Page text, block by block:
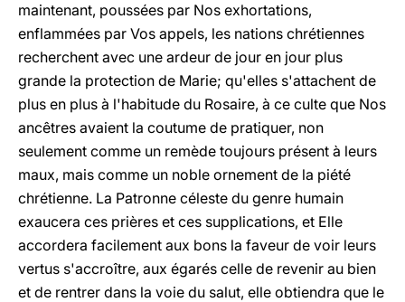
maintenant, poussées par Nos exhortations,
enflammées par Vos appels, les nations chrétiennes
recherchent avec une ardeur de jour en jour plus
grande la protection de Marie; qu'elles s'attachent de
plus en plus à l'habitude du Rosaire, à ce culte que Nos
ancêtres avaient la coutume de pratiquer, non
seulement comme un remède toujours présent à leurs
maux, mais comme un noble ornement de la piété
chrétienne. La Patronne céleste du genre humain
exaucera ces prières et ces supplications, et Elle
accordera facilement aux bons la faveur de voir leurs
vertus s'accroître, aux égarés celle de revenir au bien
et de rentrer dans la voie du salut, elle obtiendra que le